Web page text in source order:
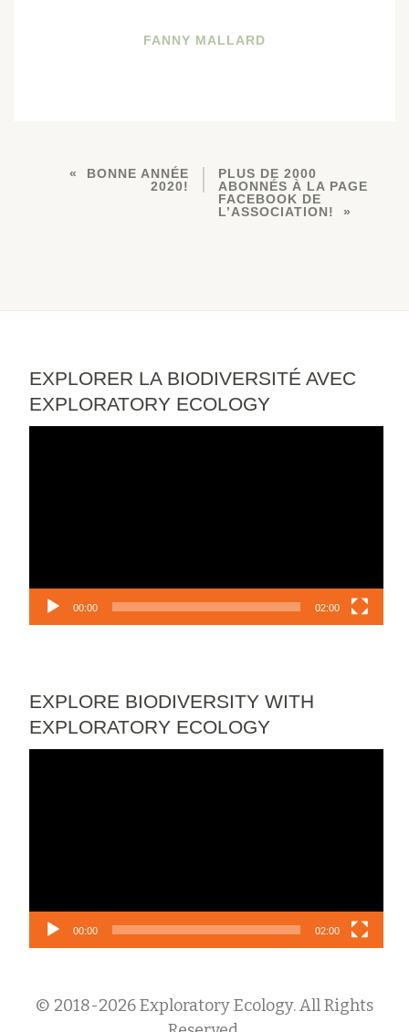
FANNY MALLARD
BONNE ANNÉE
2020!
PLUS DE 2000
ABONNÉS À LA PAGE
FACEBOOK DE
L’ASSOCIATION!
EXPLORER LA BIODIVERSITÉ AVEC
EXPLORATORY ECOLOGY
00:00 02:00
EXPLORE BIODIVERSITY WITH
EXPLORATORY ECOLOGY
00:00 02:00
© 2018-2026 Exploratory Ecology. All Rights